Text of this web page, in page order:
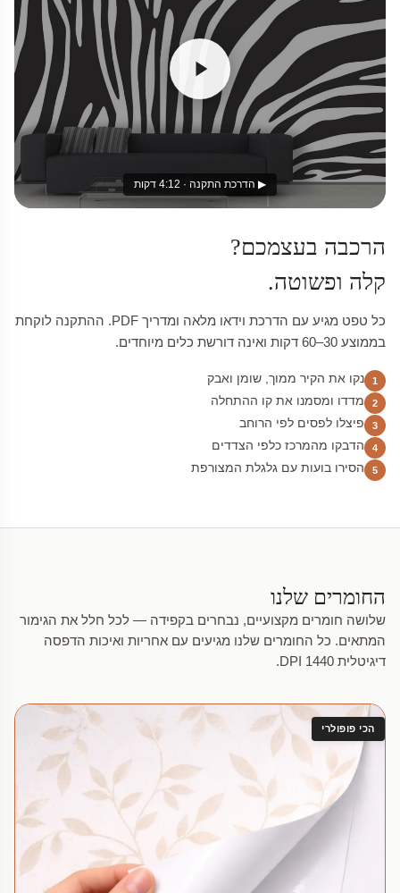
▶ הדרכת התקנה · 4:12 דקות
הרכבה בעצמכם?
קלה ופשוטה.
כל טפט מגיע עם הדרכת וידאו מלאה ומדריך PDF. ההתקנה לוקחת
בממוצע 30–60 דקות ואינה דורשת כלים מיוחדים.
1 נקו את הקיר ממוך, שומן ואבק
2 מדדו ומסמנו את קו ההתחלה
3 פיצלו לפסים לפי הרוחב
4 הדבקו מהמרכז כלפי הצדדים
5 הסירו בועות עם גלגלת המצורפת
החומרים שלנו
שלושה חומרים מקצועיים, נבחרים בקפידה — לכל חלל את הגימור
המתאים. כל החומרים שלנו מגיעים עם אחריות ואיכות הדפסה
דיגיטלית 1440 DPI.
הכי פופולרי